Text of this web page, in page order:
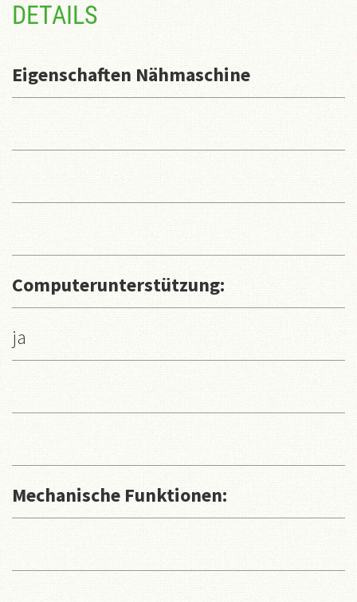
DETAILS
Eigenschaften Nähmaschine
Computerunterstützung:
ja
Mechanische Funktionen: